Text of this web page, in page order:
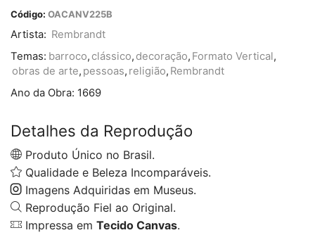
Código: OACANV225B
Artista: Rembrandt
Temas: barroco, clássico, decoração, Formato Vertical ,
obras de arte, pessoas, religião, Rembrandt
Ano da Obra: 1669
Detalhes da Reprodução
Produto Único no Brasil.
Qualidade e Beleza Incomparáveis.
Imagens Adquiridas em Museus.
Reprodução Fiel ao Original.
Impressa em Tecido Canvas.